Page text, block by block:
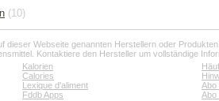
(10)
dieser Webseite genannten Herstellern oder
Kontaktiere den Hersteller um vollständige
Kalorien
Calories
Lexique d'aliment
Fddb Apps
Abo
Abo